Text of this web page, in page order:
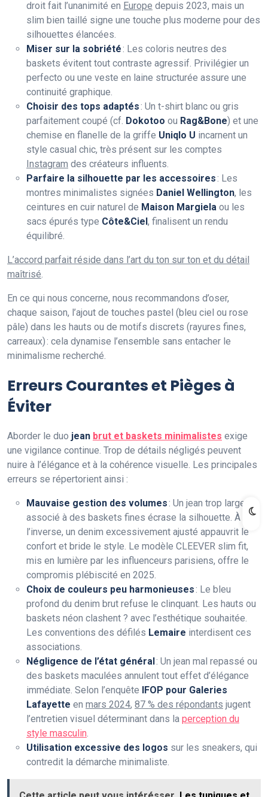
droit fait l’unanimité en Europe depuis 2023, mais un
slim bien taillé signe une touche plus moderne pour des
silhouettes élancées.
Miser sur la sobriété: Les coloris neutres des
baskets évitent tout contraste agressif. Privilégier un
perfecto ou une veste en laine structurée assure une
continuité graphique.
Choisir des tops adaptés: Un t-shirt blanc ou gris
parfaitement coupé (cf. Dokotoo ou Rag&Bone) et une
chemise en flanelle de la griffe Uniqlo U incarnent un
style casual chic, très présent sur les comptes
Instagram des créateurs influents.
Parfaire la silhouette par les accessoires: Les
montres minimalistes signées Daniel Wellington, les
ceintures en cuir naturel de Maison Margiela ou les
sacs épurés type Côte&Ciel , finalisent un rendu
équilibré.
L’accord parfait réside dans l’art du ton sur ton et du détail
maîtrisé.
En ce qui nous concerne, nous recommandons d’oser,
chaque saison, l’ajout de touches pastel (bleu ciel ou rose
pâle) dans les hauts ou de motifs discrets (rayures fines,
carreaux) : cela dynamise l’ensemble sans entacher le
minimalisme recherché.
Erreurs Courantes et Pièges à
Éviter
Aborder le duo jean brut et baskets minimalistes exige
une vigilance continue. Trop de détails négligés peuvent
nuire à l’élégance et à la cohérence visuelle. Les principales
erreurs se répertorient ainsi :
Mauvaise gestion des volumes: Un jean trop large
associé à des baskets fines écrase la silhouette. À
l’inverse, un denim excessivement ajusté appauvrit le
confort et bride le style. Le modèle CLEEVER slim fit,
mis en lumière par les influenceurs parisiens, offre le
compromis plébiscité en 2025.
Choix de couleurs peu harmonieuses: Le bleu
profond du denim brut refuse le clinquant. Les hauts ou
baskets néon clashent ? avec l’esthétique souhaitée.
Les conventions des défilés Lemaire interdisent ces
associations.
Négligence de l’état général : Un jean mal repassé ou
des baskets maculées annulent tout effet d’élégance
immédiate. Selon l’enquête
IFOP pour Galeries
Lafayette en mars 2024, 87 % des répondants jugent
l’entretien visuel déterminant dans la perception du
style masculin.
Utilisation excessive des logos sur les sneakers, qui
contredit la démarche minimaliste.